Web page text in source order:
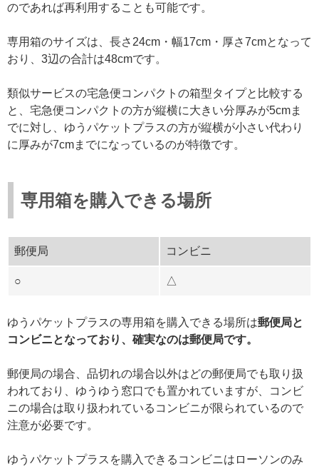
のであれば再利用することも可能です。
専用箱のサイズは、長さ24cm・幅17cm・厚さ7cmとなって
おり、3辺の合計は48cmです。
類似サービスの宅急便コンパクトの箱型タイプと比較する
と、宅急便コンパクトの方が縦横に大きい分厚みが5cmま
でに対し、ゆうパケットプラスの方が縦横が小さい代わり
に厚みが7cmまでになっているのが特徴です。
専用箱を購入できる場所
郵便局 コンビニ
○ △
ゆうパケットプラスの専用箱を購入できる場所は郵便局と
コンビニとなっており、確実なのは郵便局です。
郵便局の場合、品切れの場合以外はどの郵便局でも取り扱
われており、ゆうゆう窓口でも置かれていますが、コンビ
ニの場合は取り扱われているコンビニが限られているので
注意が必要です。
ゆうパケットプラスを購入できるコンビニはローソンのみ